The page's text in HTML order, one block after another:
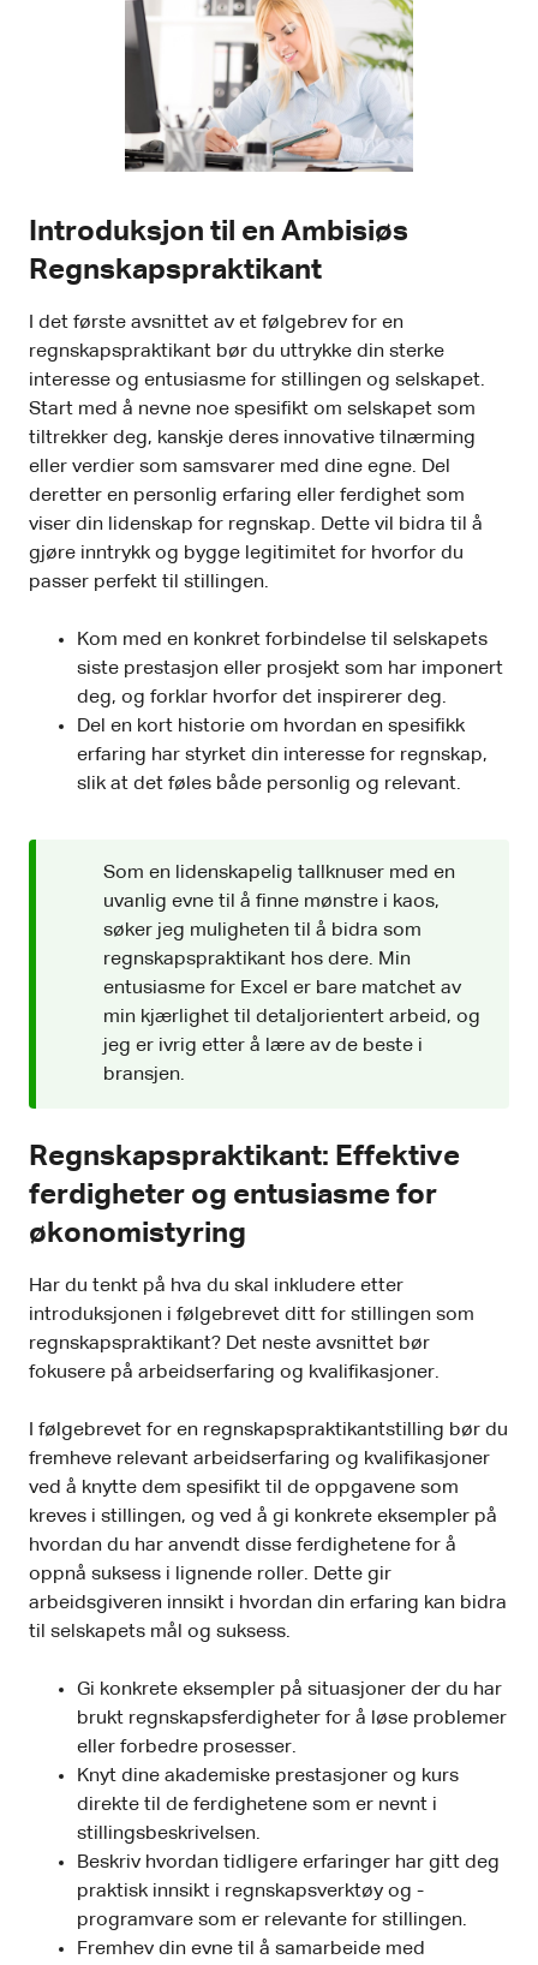
Introduksjon til en Ambisiøs
Regnskapspraktikant
I det første avsnittet av et følgebrev for en
regnskapspraktikant bør du uttrykke din sterke
interesse og entusiasme for stillingen og selskapet.
Start med å nevne noe spesifikt om selskapet som
tiltrekker deg, kanskje deres innovative tilnærming
eller verdier som samsvarer med dine egne. Del
deretter en personlig erfaring eller ferdighet som
viser din lidenskap for regnskap. Dette vil bidra til å
gjøre inntrykk og bygge legitimitet for hvorfor du
passer perfekt til stillingen.
Kom med en konkret forbindelse til selskapets
siste prestasjon eller prosjekt som har imponert
deg, og forklar hvorfor det inspirerer deg.
Del en kort historie om hvordan en spesifikk
erfaring har styrket din interesse for regnskap,
slik at det føles både personlig og relevant.
Som en lidenskapelig tallknuser med en
uvanlig evne til å finne mønstre i kaos,
søker jeg muligheten til å bidra som
regnskapspraktikant hos dere. Min
entusiasme for Excel er bare matchet av
min kjærlighet til detaljorientert arbeid, og
jeg er ivrig etter å lære av de beste i
bransjen.
Regnskapspraktikant: Effektive
ferdigheter og entusiasme for
økonomistyring
Har du tenkt på hva du skal inkludere etter
introduksjonen i følgebrevet ditt for stillingen som
regnskapspraktikant? Det neste avsnittet bør
fokusere på arbeidserfaring og kvalifikasjoner.
I følgebrevet for en regnskapspraktikantstilling bør du
fremheve relevant arbeidserfaring og kvalifikasjoner
ved å knytte dem spesifikt til de oppgavene som
kreves i stillingen, og ved å gi konkrete eksempler på
hvordan du har anvendt disse ferdighetene for å
oppnå suksess i lignende roller. Dette gir
arbeidsgiveren innsikt i hvordan din erfaring kan bidra
til selskapets mål og suksess.
Gi konkrete eksempler på situasjoner der du har
brukt regnskapsferdigheter for å løse problemer
eller forbedre prosesser.
Knyt dine akademiske prestasjoner og kurs
direkte til de ferdighetene som er nevnt i
stillingsbeskrivelsen.
Beskriv hvordan tidligere erfaringer har gitt deg
praktisk innsikt i regnskapsverktøy og -
programvare som er relevante for stillingen.
Fremhev din evne til å samarbeide med